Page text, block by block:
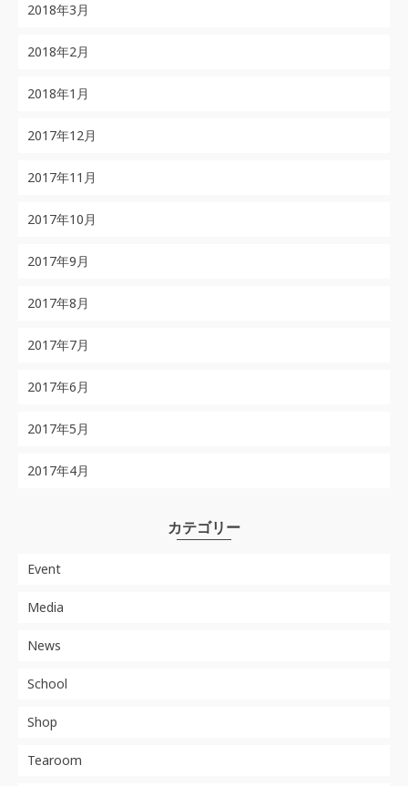
2018年3月
2018年2月
2018年1月
2017年12月
2017年11月
2017年10月
2017年9月
2017年8月
2017年7月
2017年6月
2017年5月
2017年4月
カテゴリー
Event
Media
News
School
Shop
Tearoom